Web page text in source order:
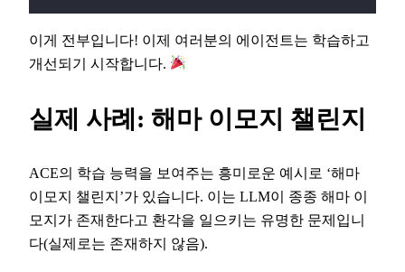
이게 전부입니다! 이제 여러분의 에이전트는 학습하고
개선되기 시작합니다.
실제 사례: 해마 이모지 챌린지
ACE의 학습 능력을 보여주는 흥미로운 예시로 ‘해마
이모지 챌린지’가 있습니다. 이는 LLM이 종종 해마 이
모지가 존재한다고 환각을 일으키는 유명한 문제입니
다(실제로는 존재하지 않음).